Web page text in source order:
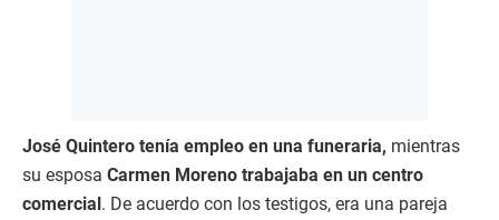
José Quintero tenía empleo en una funeraria, mientras
su esposa Carmen Moreno trabajaba en un centro
comercial. De acuerdo con los testigos, era una pareja